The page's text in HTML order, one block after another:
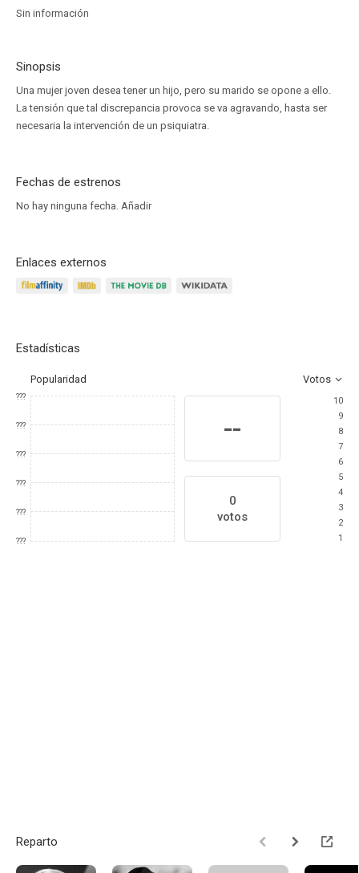
Sin información
Sinopsis
Una mujer joven desea tener un hijo, pero su marido se opone a ello.
La tensión que tal discrepancia provoca se va agravando, hasta ser
necesaria la intervención de un psiquiatra.
Fechas de estrenos
No hay ninguna fecha. Añadir
Enlaces externos
Estadísticas
Popularidad Votos
???
???
???
???
???
???
--
0
votos
10
9
8
7
6
5
4
3
2
1
Reparto